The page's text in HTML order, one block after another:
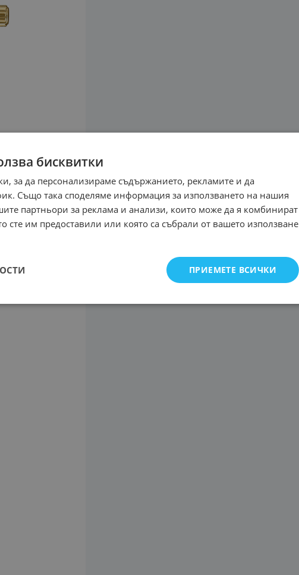
бисквитки
за да персонализираме съдържанието, рекламите и да
Също така споделяме информация за използването на нашия
партньори за реклама и анализи, които може да я комбинират
сте им предоставили или която са събрали от вашето използване
ПРИЕМЕТЕ ВСИЧКИ